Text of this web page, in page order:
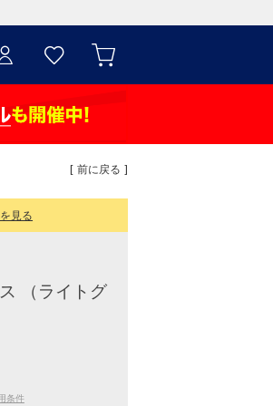
[ 前に戻る ]
見る
（ライトグ
条件